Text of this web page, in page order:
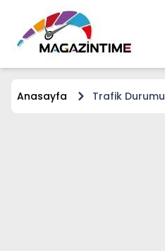
Anasayfa Trafik Durumu